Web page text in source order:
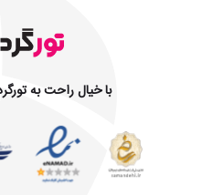
با خیال راحت به